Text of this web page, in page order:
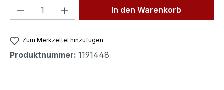
Produkt Anzahl: Gib denIn den Warenkorb
Zum Merkzettel hinzufügen
Produktnummer: 1191448